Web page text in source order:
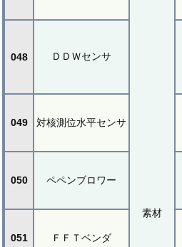
素材
048 ＤＤＷセンサ
049 対核測位水平センサ
050 ペペンブロワー
051 ＦＦＴベンダ